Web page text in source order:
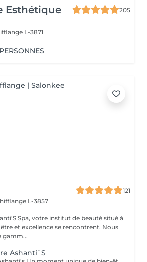
Esthétique
205
L-3871
121
L-3857
de beauté situé à
et excellence se rencontrent. Nous
gamm...
Ashanti`S